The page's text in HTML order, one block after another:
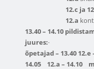
12.c ja
12.a
13.40 – 14.10
juures:·
õpetajad – 13.40 12.e
14.05
12.a – 14.10